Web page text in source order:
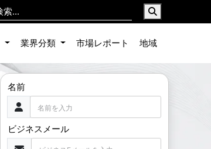
業界分類 市場レポート 地域
名前
ビジネスメール